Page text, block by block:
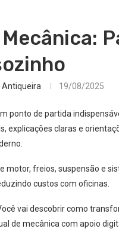
Antiqueira 19/08/2025
ponto de partida
explicações claras e
motor, freios, suspensão e
custos com oficinas.
vai descobrir como
de mecânica com apoio